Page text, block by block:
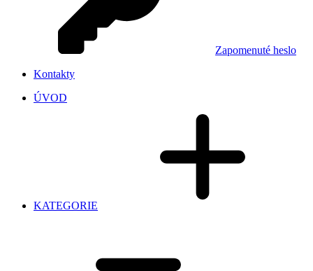
Zapomenuté heslo
Kontakty
ÚVOD
KATEGORIE